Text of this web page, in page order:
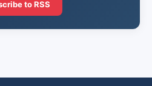
to RSS